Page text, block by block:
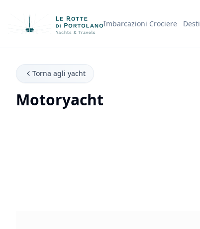
Nome Azienda Imbarcazioni Crociere
Torna agli yacht
Motoryacht